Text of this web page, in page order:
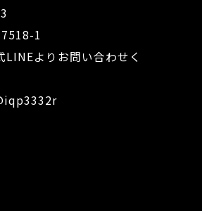
1
LINEよりお問い合わせく